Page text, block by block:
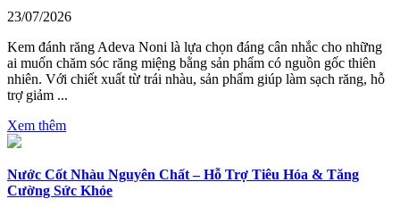
23/07/2026
Kem đánh răng Adeva Noni là lựa chọn đáng cân nhắc cho những
ai muốn chăm sóc răng miệng bằng sản phẩm có nguồn gốc thiên
nhiên. Với chiết xuất từ trái nhàu, sản phẩm giúp làm sạch răng, hỗ
trợ giảm ...
Xem thêm
Nước Cốt Nhàu Nguyên Chất – Hỗ Trợ Tiêu Hóa & Tăng
Cường Sức Khỏe